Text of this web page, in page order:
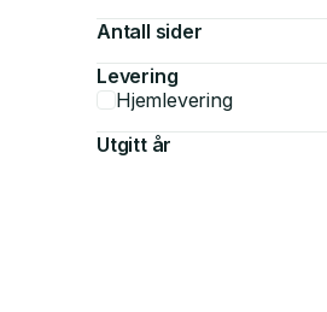
Antall sider
Levering
Hjemlevering
Utgitt år